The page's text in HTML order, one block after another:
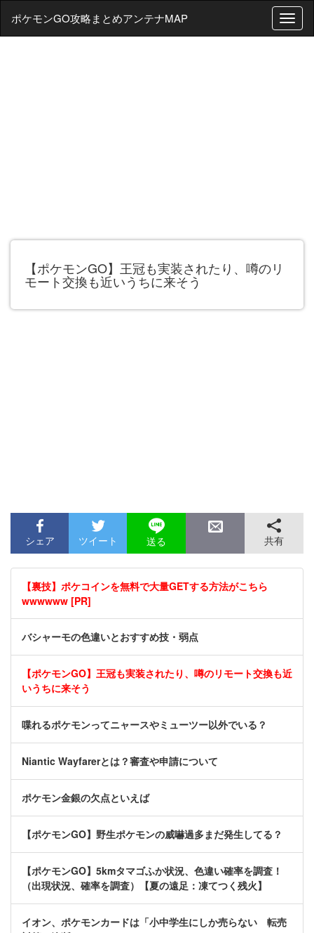
T
o
ポケモンGO攻略まとめアンテナMAP
【ポケモンGO】王冠も実装されたり、噂のリ
モート交換も近いうちに来そう
シェア ツイート 送る 共有
【裏技】ポケコインを無料で大量GETする方法がこちら
wwwwww [PR]
バシャーモの色違いとおすすめ技・弱点
【ポケモンGO】王冠も実装されたり、噂のリモート交換も近
いうちに来そう
喋れるポケモンってニャースやミューツー以外でいる？
Niantic Wayfarerとは？審査や申請について
ポケモン金銀の欠点といえば
【ポケモンGO】野生ポケモンの威嚇過多まだ発生してる？
【ポケモンGO】5kmタマゴふか状況、色違い確率を調査！
（出現状況、確率を調査）【夏の遠足：凍てつく残火】
イオン、ポケモンカードは「小中学生にしか売らない 転売